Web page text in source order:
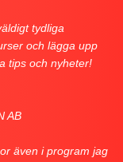
tydliga
och lägga upp
tips och nyheter!
AB
även i program jag